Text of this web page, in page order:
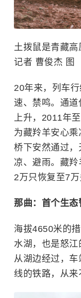
土拨鼠是青藏高
记者 曹俊杰 图
20年来，列车
速、禁鸣。通
上升，2011年
为藏羚羊安心
桥下安然通过
凉、避雨。藏
2万只恢复至7万
那曲：首个生
海拔4650米的
水湖 ，也是怒
从湖边经过，
线的铁路，从来